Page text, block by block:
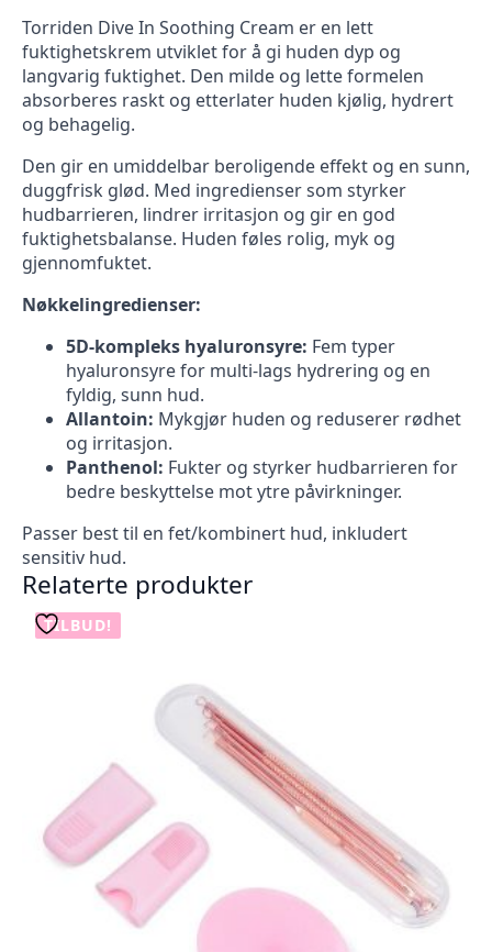
Torriden Dive In Soothing Cream er en lett
fuktighetskrem utviklet for å gi huden dyp og
langvarig fuktighet. Den milde og lette formelen
absorberes raskt og etterlater huden kjølig, hydrert
og behagelig.
Den gir en umiddelbar beroligende effekt og en sunn,
duggfrisk glød. Med ingredienser som styrker
hudbarrieren, lindrer irritasjon og gir en god
fuktighetsbalanse. Huden føles rolig, myk og
gjennomfuktet.
Nøkkelingredienser:
5D-kompleks hyaluronsyre: Fem typer
hyaluronsyre for multi-lags hydrering og en
fyldig, sunn hud.
Allantoin: Mykgjør huden og reduserer rødhet
og irritasjon.
Panthenol: Fukter og styrker hudbarrieren for
bedre beskyttelse mot ytre påvirkninger.
Passer best til en fet/kombinert hud, inkludert
sensitiv hud.
Relaterte produkter
TILBUD!